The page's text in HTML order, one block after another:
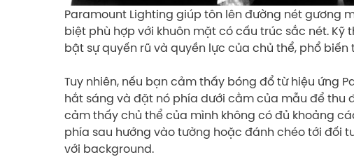
Paramount Lighting giúp tôn lên đường nét gương
biệt phù hợp với khuôn mặt có cấu trúc sắc nét.
bật sự quyến rũ và quyền lực của chủ thể, phổ
Tuy nhiên, nếu bạn cảm thấy bóng đổ từ hiệu ứng
hắt sáng và đặt nó phía dưới cằm của mẫu để thu
cảm thấy chủ thể của mình không có đủ khoảng
phía sau hướng vào tường hoặc đánh chéo tới đối
với background.